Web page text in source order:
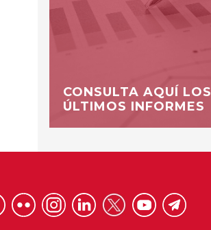
CONSULTA AQUÍ LOS
ÚLTIMOS INFORMES